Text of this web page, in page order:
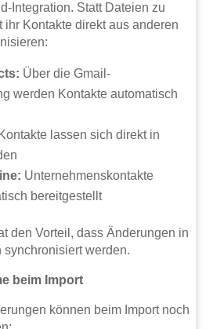
Integration. Statt Dateien zu
ihr Kontakte direkt aus anderen
Über die Gmail-
werden Kontakte automatisch
lassen sich direkt in
Unternehmenskontakte
bereitgestellt
den Vorteil, dass Änderungen in
synchronisiert werden.
beim Import
können beim Import noch